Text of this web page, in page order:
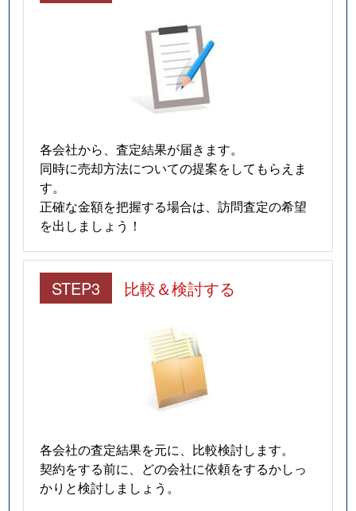
各会社から、査定結果が届きます。
同時に売却方法についての提案をしてもらえま
す。
正確な金額を把握する場合は、訪問査定の希望
を出しましょう！
STEP3 比較＆検討する
各会社の査定結果を元に、比較検討します。
契約をする前に、どの会社に依頼をするかしっ
かりと検討しましょう。